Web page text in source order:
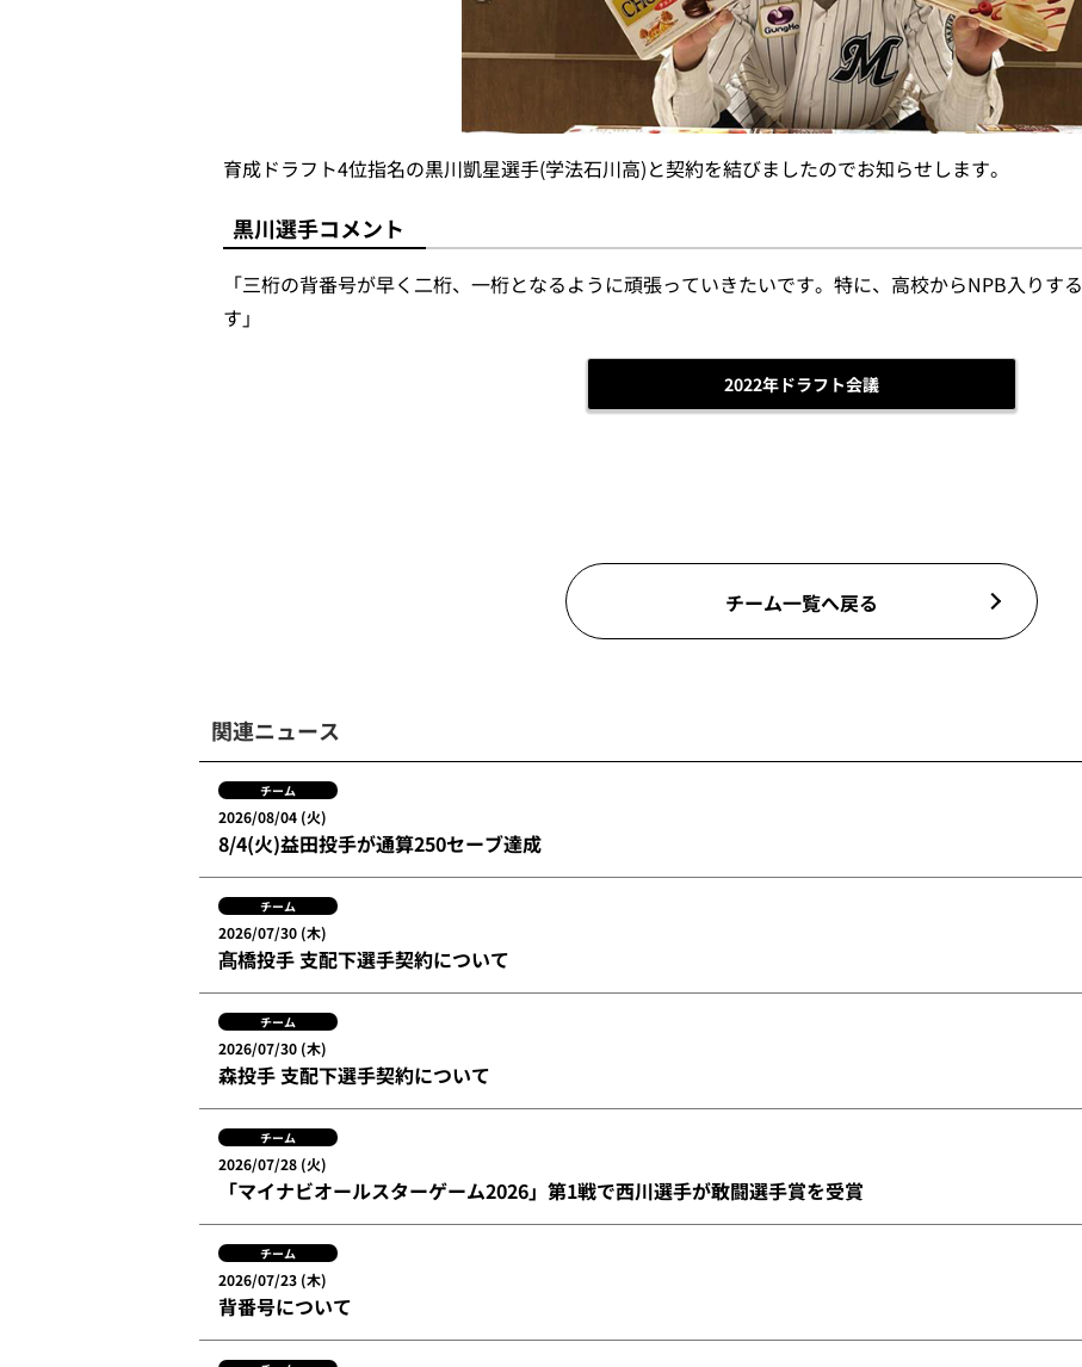
育成ドラフト4位指名の黒川凱星選手(学法石川高)と契約を結びましたのでお知らせします。
黒川選手コメント
「三桁の背番号が早く二桁、一桁となるように頑張っていきたいです。特に、高校からNPB入りす
す」
2022年ドラフト会議
チーム一覧へ戻る
関連ニュース
チーム
2026/08/04 (火)
8/4(火)益田投手が通算250セーブ達成
チーム
2026/07/30 (木)
髙橋投手 支配下選手契約について
チーム
2026/07/30 (木)
森投手 支配下選手契約について
チーム
2026/07/28 (火)
「マイナビオールスターゲーム2026」第1戦で西川選手が敢闘選手賞を受賞
チーム
2026/07/23 (木)
背番号について